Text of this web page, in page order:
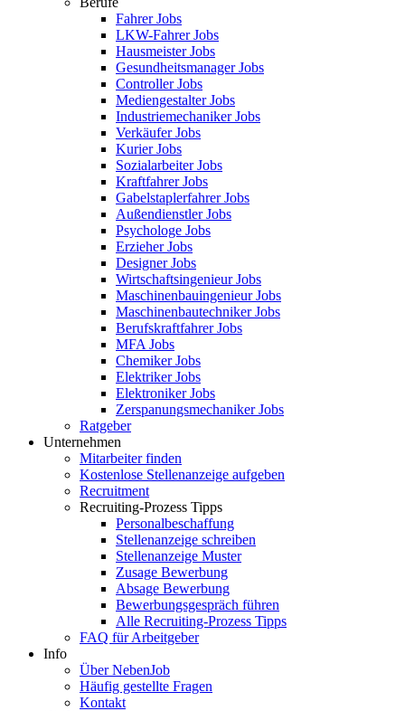
Fahrer Jobs
LKW-Fahrer Jobs
Hausmeister Jobs
Gesundheitsmanager Jobs
Controller Jobs
Mediengestalter Jobs
Industriemechaniker Jobs
Verkäufer Jobs
Kurier Jobs
Sozialarbeiter Jobs
Kraftfahrer Jobs
Gabelstaplerfahrer Jobs
Außendienstler Jobs
Psychologe Jobs
Erzieher Jobs
Designer Jobs
Wirtschaftsingenieur Jobs
Maschinenbauingenieur Jobs
Maschinenbautechniker Jobs
Berufskraftfahrer Jobs
MFA Jobs
Chemiker Jobs
Elektriker Jobs
Elektroniker Jobs
Zerspanungsmechaniker Jobs
Ratgeber
Unternehmen
Mitarbeiter finden
Kostenlose Stellenanzeige aufgeben
Recruitment
Recruiting-Prozess Tipps
Personalbeschaffung
Stellenanzeige schreiben
Stellenanzeige Muster
Zusage Bewerbung
Absage Bewerbung
Bewerbungsgespräch führen
Alle Recruiting-Prozess Tipps
FAQ für Arbeitgeber
Info
Über NebenJob
Häufig gestellte Fragen
Kontakt